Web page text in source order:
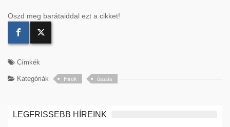
Oszd meg barátaiddal ezt a cikket!
Címkék
Kategóriák Hirek úszás
LEGFRISSEBB HÍREINK